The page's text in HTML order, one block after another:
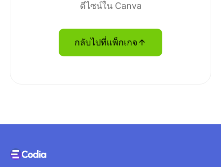
ดีไซน์ใน Canva
กลับไปที่แพ็กเกจ